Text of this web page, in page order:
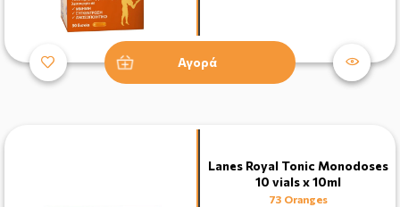
Αγορά
Lanes Royal Tonic Monodoses
10 vials x 10ml
73 Oranges